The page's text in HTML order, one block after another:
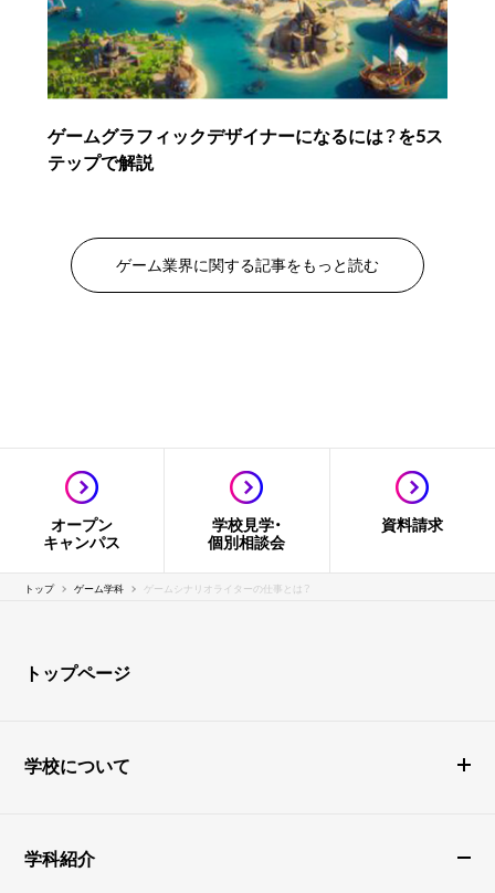
ゲームグラフィックデザイナーになるには？を5ス
テップで解説
ゲーム業界に関する記事をもっと読む
オープン
キャンパス
学校見学・
個別相談会
資料請求
トップ ゲーム学科 ゲームシナリオライターの仕事とは？
トップページ
学校について
学科紹介